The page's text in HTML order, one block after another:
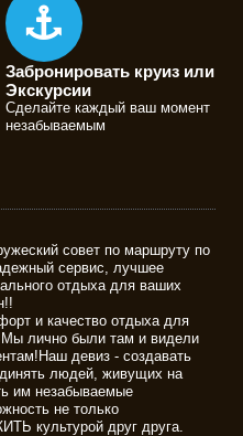
Забронировать круиз или
Экскурсии
Сделайте каждый ваш момент
незабываемым
совет по маршруту по
сервис, лучшее
отдыха для ваших
и качество отдыха для
лично были там и видели
девиз - создавать
людей, живущих на
им незабываемые
не только
культурой друг друга.